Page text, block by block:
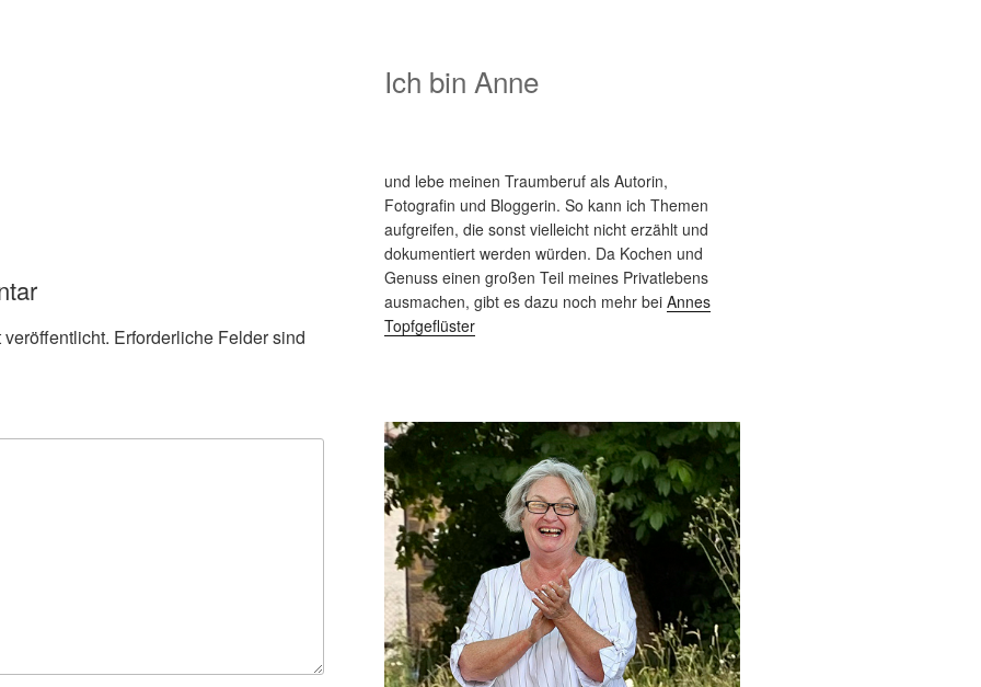
Erforderliche Felder sind
Ich bin Anne
und lebe meinen Traumberuf als Autorin,
Fotografin und Bloggerin. So kann ich Themen
aufgreifen, die sonst vielleicht nicht erzählt und
dokumentiert werden würden. Da Kochen und
Genuss einen großen Teil meines Privatlebens
ausmachen, gibt es dazu noch mehr bei Annes
Topfgeflüster